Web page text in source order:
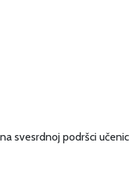
svesrdnoj podršci